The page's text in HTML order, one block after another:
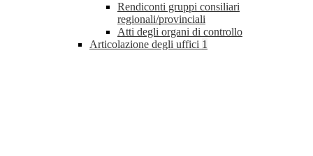
Rendiconti gruppi consiliari
regionali/provinciali
Atti degli organi di controllo
Articolazione degli uffici 1